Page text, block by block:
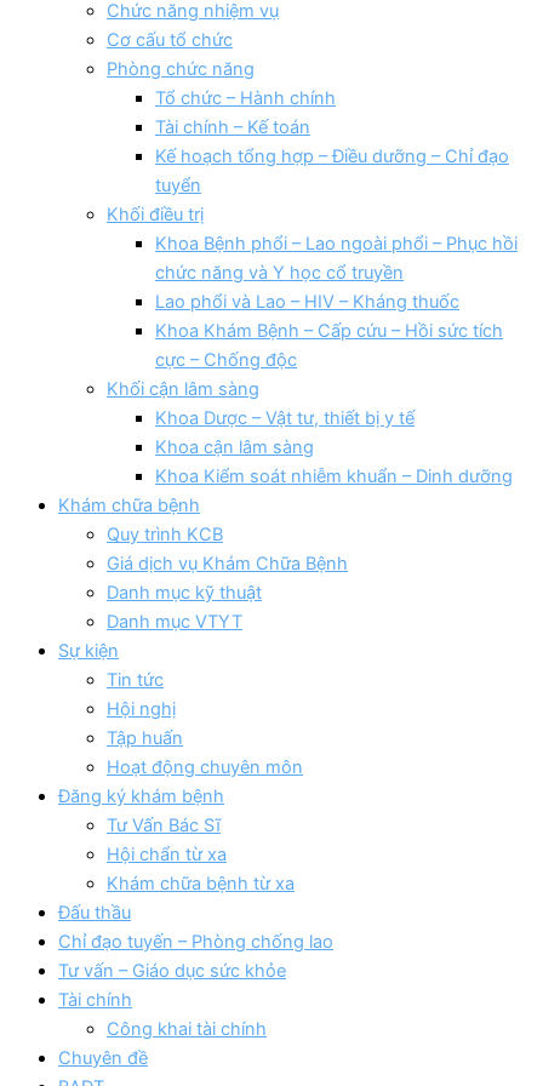
Chức năng nhiệm vụ
Cơ cấu tổ chức
Phòng chức năng
Tổ chức – Hành chính
Tài chính – Kế toán
Kế hoạch tổng hợp – Điều dưỡng – Chỉ đạo
tuyển
Khối điều trị
Khoa Bệnh phổi – Lao ngoài phổi – Phục hồi
chức năng và Y học cổ truyền
Lao phổi và Lao – HIV – Kháng thuốc
Khoa Khám Bệnh – Cấp cứu – Hồi sức tích
cực – Chống độc
Khối cận lâm sàng
Khoa Dược – Vật tư, thiết bị y tế
Khoa cận lâm sàng
Khoa Kiểm soát nhiễm khuẩn – Dinh dưỡng
Khám chữa bệnh
Quy trình KCB
Giá dịch vụ Khám Chữa Bệnh
Danh mục kỹ thuật
Danh mục VTYT
Sự kiện
Tin tức
Hội nghị
Tập huấn
Hoạt động chuyên môn
Đăng ký khám bệnh
Tư Vấn Bác Sĩ
Hội chẩn từ xa
Khám chữa bệnh từ xa
Đấu thầu
Chỉ đạo tuyến – Phòng chống lao
Tư vấn – Giáo dục sức khỏe
Tài chính
Công khai tài chính
Chuyên đề